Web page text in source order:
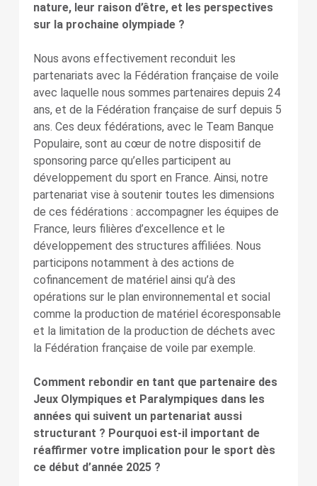
nature, leur raison d’être, et les perspectives
sur la prochaine olympiade ?
Nous avons effectivement reconduit les
partenariats avec la Fédération française de voile
avec laquelle nous sommes partenaires depuis 24
ans, et de la Fédération française de surf depuis 5
ans. Ces deux fédérations, avec le Team Banque
Populaire, sont au cœur de notre dispositif de
sponsoring parce qu’elles participent au
développement du sport en France. Ainsi, notre
partenariat vise à soutenir toutes les dimensions
de ces fédérations : accompagner les équipes de
France, leurs filières d’excellence et le
développement des structures affiliées. Nous
participons notamment à des actions de
cofinancement de matériel ainsi qu’à des
opérations sur le plan environnemental et social
comme la production de matériel écoresponsable
et la limitation de la production de déchets avec
la Fédération française de voile par exemple.
Comment rebondir en tant que partenaire des
Jeux Olympiques et Paralympiques dans les
années qui suivent un partenariat aussi
structurant ? Pourquoi est-il important de
réaffirmer votre implication pour le sport dès
ce début d’année 2025 ?